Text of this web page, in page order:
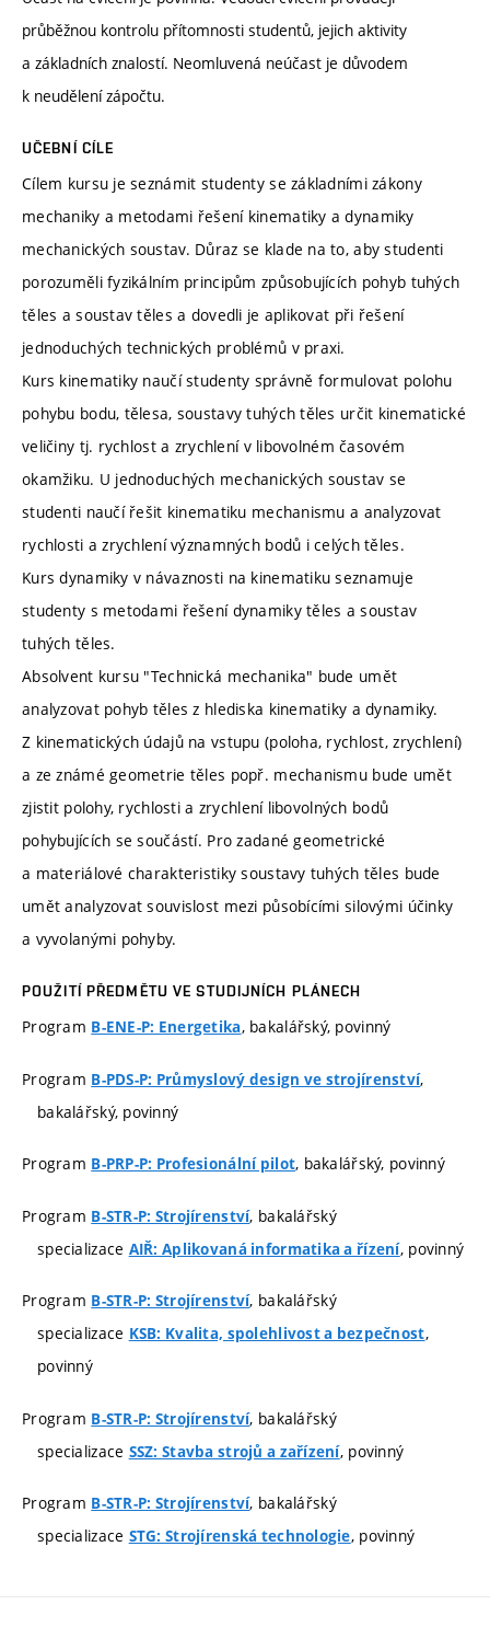
průběžnou kontrolu přítomnosti studentů, jejich aktivity
a základních znalostí. Neomluvená neúčast je důvodem
k neudělení zápočtu.
UČEBNÍ CÍLE
Cílem kursu je seznámit studenty se základními zákony
mechaniky a metodami řešení kinematiky a dynamiky
mechanických soustav. Důraz se klade na to, aby studenti
porozuměli fyzikálním principům způsobujících pohyb tuhých
těles a soustav těles a dovedli je aplikovat při řešení
jednoduchých technických problémů v praxi.
Kurs kinematiky naučí studenty správně formulovat polohu
pohybu bodu, tělesa, soustavy tuhých těles určit kinematické
veličiny tj. rychlost a zrychlení v libovolném časovém
okamžiku. U jednoduchých mechanických soustav se
studenti naučí řešit kinematiku mechanismu a analyzovat
rychlosti a zrychlení významných bodů i celých těles.
Kurs dynamiky v návaznosti na kinematiku seznamuje
studenty s metodami řešení dynamiky těles a soustav
tuhých těles.
Absolvent kursu "Technická mechanika" bude umět
analyzovat pohyb těles z hlediska kinematiky a dynamiky.
Z kinematických údajů na vstupu (poloha, rychlost, zrychlení)
a ze známé geometrie těles popř. mechanismu bude umět
zjistit polohy, rychlosti a zrychlení libovolných bodů
pohybujících se součástí. Pro zadané geometrické
a materiálové charakteristiky soustavy tuhých těles bude
umět analyzovat souvislost mezi působícími silovými účinky
a vyvolanými pohyby.
POUŽITÍ PŘEDMĚTU VE STUDIJNÍCH PLÁNECH
Program B-ENE-P: Energetika, bakalářský, povinný
Program B-PDS-P: Průmyslový design ve strojírenství,
bakalářský, povinný
Program B-PRP-P: Profesionální pilot, bakalářský, povinný
Program B-STR-P: Strojírenství, bakalářský
specializace AIŘ: Aplikovaná informatika a řízení, povinný
Program B-STR-P: Strojírenství, bakalářský
specializace KSB: Kvalita, spolehlivost a bezpečnost,
povinný
Program B-STR-P: Strojírenství, bakalářský
specializace SSZ: Stavba strojů a zařízení, povinný
Program B-STR-P: Strojírenství, bakalářský
specializace STG: Strojírenská technologie, povinný